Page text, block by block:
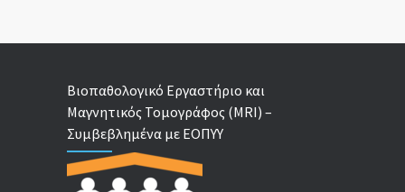
Βιοπαθολογικό Εργαστήριο και
Μαγνητικός Τομογράφος (MRI) –
Συμβεβλημένα με ΕΟΠΥΥ